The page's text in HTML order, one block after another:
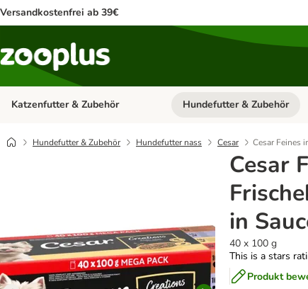
Versandkostenfrei ab 39€
Katzenfutter & Zubehör Kategorie-Menü öffnen:
Hundefutter & Zubehör
Hundefutter & Zubehör Hundefutter nass Cesar Cesar Feines
Cesar
in
40 x 100 g
This is a stars
Produkt